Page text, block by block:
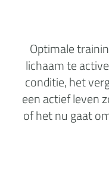
Optimale
lichaam te
conditie, het
een actief leven
of het nu gaat